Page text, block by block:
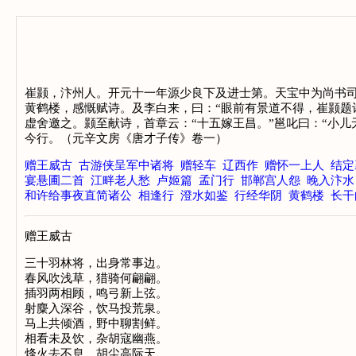
崔颢，汴州人。开元十一年源少良下及进士第。天宝中为尚
黄鹤楼，感慨赋诗。及李白来，曰：“眼前有景道不得，崔颢
虚舍邀之。颢至献诗，首章云：“十五嫁王昌。”邕叱曰：“小
今行。（元辛文房《唐才子传》卷一）
赠王威古 古游侠呈军中诸将 赠轻车 辽西作 赠怀一上人
结
宴悬圃二首 江畔老人愁 卢姬篇 孟门行 邯郸宫人怨 晚入汴水
和许给事夜直简诸公 相逢行 澄水如鉴 行经华阴 黄鹤楼 长
赠王威古
三十羽林将，出身常事边。
春风吹浅草，猎骑何翩翩。
插羽两相顾，鸣弓新上弦。
射麋入深谷，饮马投荒泉。
马上共倾酒，野中聊割鲜。
相看未及饮，杂胡寇幽燕。